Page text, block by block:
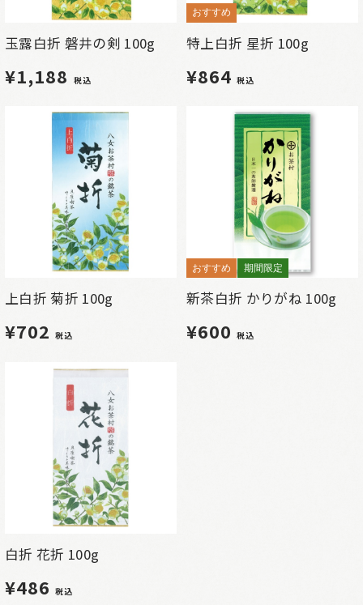
玉露白折 磐井の剣 100g
¥1,188 税込
おすすめ
特上白折 星折 100g
¥864税込
上白折 菊折 100g
¥702税込
おすすめ 期間限定
新茶白折 かりがね 100g
¥600税込
白折 花折 100g
¥486税込